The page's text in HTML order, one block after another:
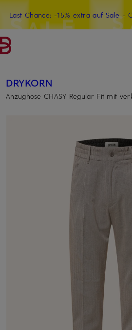
ZUM HAUPTINHALT ÜBERSPRINGEN
Last Chance: -15% extra auf Sale-
20€-Willkommensgutschein mit
DRYKORN
Anzughose CHASY Regular Fit mit